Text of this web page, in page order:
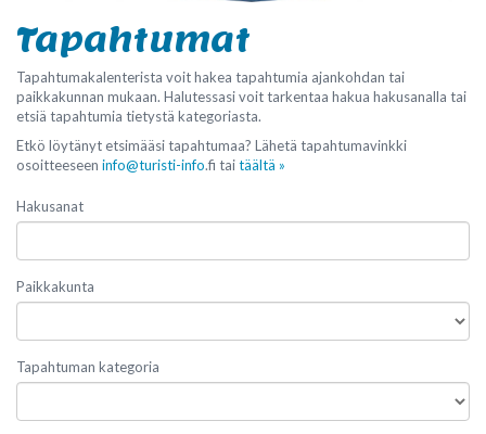
Tapahtumat
Tapahtumakalenterista voit hakea tapahtumia ajankohdan tai
paikkakunnan mukaan. Halutessasi voit tarkentaa hakua hakusanalla tai
etsiä tapahtumia tietystä kategoriasta.
Etkö löytänyt etsimääsi tapahtumaa? Lähetä tapahtumavinkki
osoitteeseen info@turisti-info.fi taitäältä »
Hakusanat
Paikkakunta
Tapahtuman kategoria